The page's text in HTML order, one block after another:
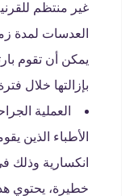
غير منتظم
العدسات لمدة
يمكن أن تقوم
بإزالتها خلال
العملية
الأطباء الذين
انكسارية وذلك
خطيرة، يحتوي